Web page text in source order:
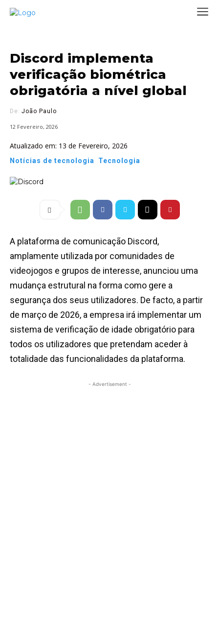
Discord implementa
verificação biométrica
obrigatória a nível global
De: João Paulo
12 Fevereiro, 2026
Atualizado em: 13 de Fevereiro, 2026
Notícias de tecnologia Tecnologia
A plataforma de comunicação Discord,
amplamente utilizada por comunidades de
videojogos e grupos de interesse, anunciou uma
mudança estrutural na forma como gere a
segurança dos seus utilizadores. De facto, a partir
de março de 2026, a empresa irá implementar um
sistema de verificação de idade obrigatório para
todos os utilizadores que pretendam aceder à
totalidade das funcionalidades da plataforma.
- Advertisement -